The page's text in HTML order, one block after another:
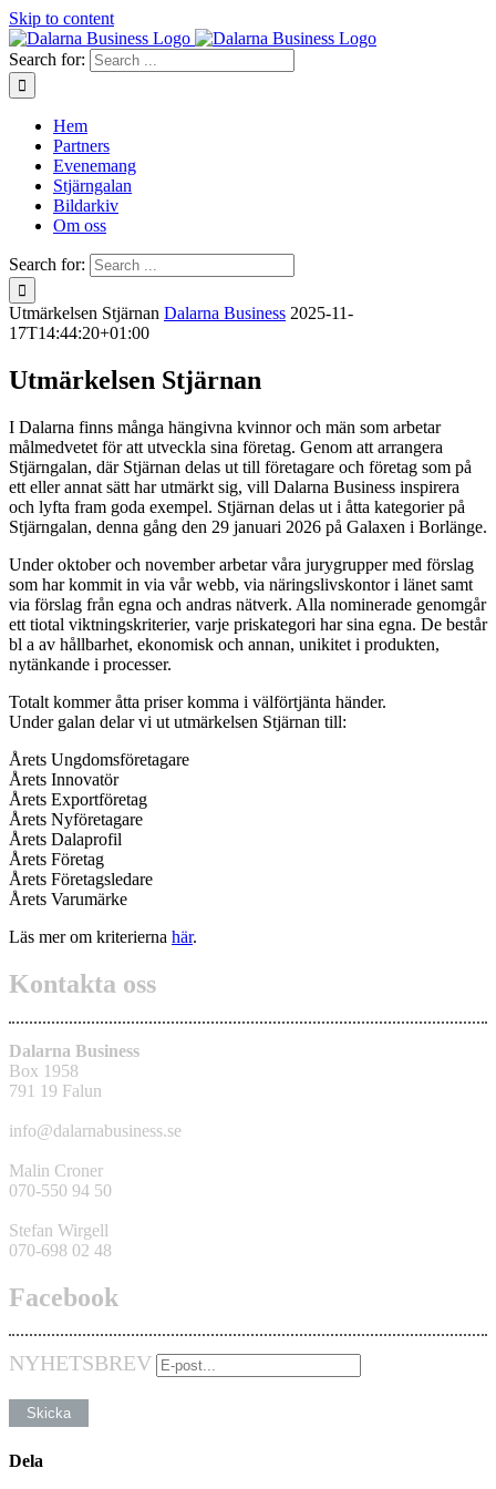
Skip to content
Search for:
Hem
Partners
Evenemang
Stjärngalan
Bildarkiv
Om oss
Search for:
Utmärkelsen Stjärnan Dalarna Business 2025-11-
17T14:44:20+01:00
Utmärkelsen Stjärnan
I Dalarna finns många hängivna kvinnor och män som arbetar
målmedvetet för att utveckla sina företag. Genom att arrangera
Stjärngalan, där Stjärnan delas ut till företagare och företag som på
ett eller annat sätt har utmärkt sig, vill Dalarna Business inspirera
och lyfta fram goda exempel. Stjärnan delas ut i åtta kategorier på
Stjärngalan, denna gång den 29 januari 2026 på Galaxen i Borlänge.
Under oktober och november arbetar våra jurygrupper med förslag
som har kommit in via vår webb, via näringslivskontor i länet samt
via förslag från egna och andras nätverk. Alla nominerade genomgår
ett tiotal viktningskriterier, varje priskategori har sina egna. De består
bl a av hållbarhet, ekonomisk och annan, unikitet i produkten,
nytänkande i processer.
Totalt kommer åtta priser komma i välförtjänta händer.
Under galan delar vi ut utmärkelsen Stjärnan till:
Årets Ungdomsföretagare
Årets Innovatör
Årets Exportföretag
Årets Nyföretagare
Årets Dalaprofil
Årets Företag
Årets Företagsledare
Årets Varumärke
Läs mer om kriterierna här.
Kontakta oss
Dalarna Business
Box 1958
791 19 Falun
info@dalarnabusiness.se
Malin Croner
070-550 94 50
Stefan Wirgell
070-698 02 48
Facebook
NYHETSBREV
Dela